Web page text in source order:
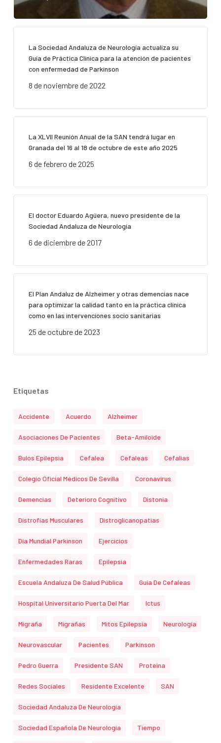
La Sociedad Andaluza de Neurología actualiza su
Guía de Práctica Clínica para la atención de pacientes
con enfermedad de Parkinson
8 de noviembre de 2022
La XLVII Reunión Anual de la SAN tendrá lugar en
Granada del 16 al 18 de octubre de este año 2025
6 de febrero de 2025
El doctor Eduardo Agüera, nuevo presidente de la
Sociedad Andaluza de Neurología
6 de diciembre de 2017
El Plan Andaluz de Alzheimer y otras demencias nace
para optimizar la calidad tanto en la práctica clínica
como en las intervenciones socio sanitarias
25 de octubre de 2023
Etiquetas
Accidente Acuerdo Alzheimer
Asociaciones De Pacientes Beta-Amiloide
Bulos Epilepsia Cefalea Cefaleas Cefalias
Colegio Oficial Médicos De Sevilla Coronavirus
Demencias Deterioro Cognitivo Distonía
Distrofias Musculares Distroglicanopatias
Día Mundial Parkinson Ejercicios
Enfermedades Raras Epilepsia
Escuela Andaluza De Salud Pública Guía De Cefaleas
Hospital Universitario Puerta Del Mar Ictus
Migraña Migrañas Mitos Epilepsia Neurología
Neurovascular Pacientes Parkinson
Pedro Guerra Presidente SAN Proteina
Redes Sociales Residente Excelente SAN
Sociedad Andaluza De Neurología
Sociedad Española De Neurología Tiempo